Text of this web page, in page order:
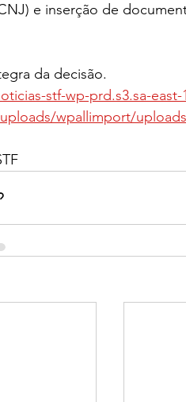
e inserção de
da decisão.
stf-wp-prd.s3.sa-
wpallimport/